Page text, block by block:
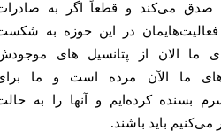
می‌کند و قطعاً اگر به صادرات
در این حوزه به شکست
ما الان از پتانسیل های موجودش
ما الآن مرده است و ما برای
بسنده کرده‌ایم و آنها را به حالت
باید باشند.